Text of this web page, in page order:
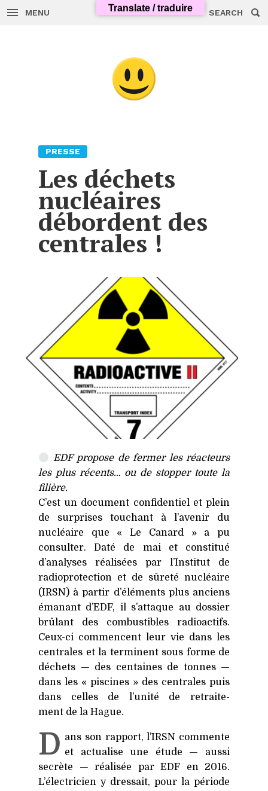
MENU SEARCH
PRESSE
Les déchets
nucléaires
débordent des
centrales !
EDFpropose de fermer les réacteurs
les plus récents… ou de stopper toute la
filière.
C’est un document confidentiel et plein
de surprises touchant à l’avenir du
nucléaire que « Le Canard » a pu
consulter. Daté de mai et constitué
d’analyses réalisées par l’Institut de
radioprotection et de sûreté nucléaire
(IRSN ) à partir d’éléments plus anciens
émanant d’EDF, il s’attaque au dossier
brûlant des combustibles radioactifs.
Ceux-ci commencent leur vie dans les
centrales et la terminent sous forme de
déchets — des centaines de tonnes —
dans les « piscines » des centrales puis
dans celles de l’unité de retraite-
ment de la Hague.
D ans son rapport, l’IRSN commente
et actualise une étude — aussi
secrète — réalisée par EDF en 2016.
L’électricien y dressait, pour la période
Translate / traduire